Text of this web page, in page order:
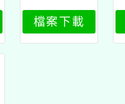
917_attach
3
檔案下載